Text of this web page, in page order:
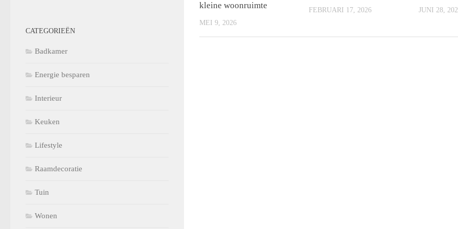
kleine woonruimte
MEI 9, 2026
FEBRUARI 17, 2026 JUNI 28,
CATEGORIEËN
Badkamer
Energie besparen
Interieur
Keuken
Lifestyle
Raamdecoratie
Tuin
Wonen